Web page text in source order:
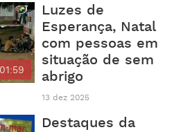
01:59
Luzes de
Esperança, Natal
com pessoas em
situação de sem
abrigo
13 dez 2025
Destaques da